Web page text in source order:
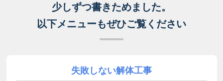
少しずつ書きためました。
以下メニューもぜひご覧ください
失敗しない解体工事